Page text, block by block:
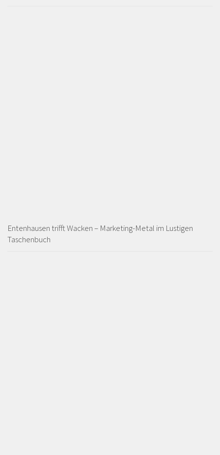
Entenhausen trifft Wacken – Marketing-Metal im Lustigen
Taschenbuch